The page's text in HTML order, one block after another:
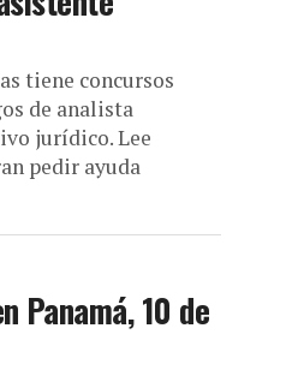
tiene concursos
de analista
jurídico. Lee
pedir ayuda
Panamá, 10 de